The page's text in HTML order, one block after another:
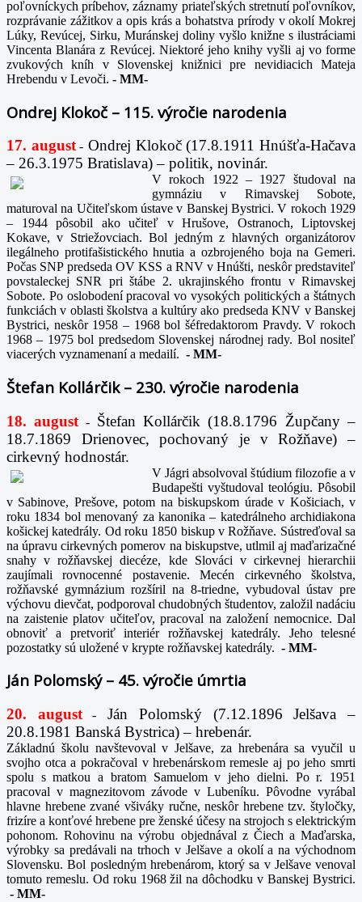
poľovníckych príbehov, záznamy priateľských stretnutí poľovníkov,
rozprávanie zážitkov a opis krás a bohatstva prírody v okolí Mokrej
Lúky, Revúcej, Sirku, Muránskej doliny vyšlo knižne s ilustráciami
Vincenta Blanára z Revúcej. Niektoré jeho knihy vyšli aj vo forme
zvukových kníh v Slovenskej knižnici pre nevidiacich Mateja
Hrebendu v Levoči. - MM-
Ondrej Klokoč – 115. výročie narodenia
17. august- Ondrej Klokoč (17.8.1911 Hnúšťa-Hačava
– 26.3.1975 Bratislava) – politik, novinár.
V rokoch 1922 – 1927 študoval na
gymnáziu v Rimavskej Sobote,
maturoval na Učiteľskom ústave v Banskej Bystrici. V rokoch 1929
– 1944 pôsobil ako učiteľ v Hrušove, Ostranoch, Liptovskej
Kokave, v Striežovciach. Bol jedným z hlavných organizátorov
ilegálneho protifašistického hnutia a ozbrojeného boja na Gemeri.
Počas SNP predseda OV KSS a RNV v Hnúšti, neskôr predstaviteľ
povstaleckej SNR pri štábe 2. ukrajinského frontu v Rimavskej
Sobote. Po oslobodení pracoval vo vysokých politických a štátnych
funkciách v oblasti školstva a kultúry ako predseda KNV v Banskej
Bystrici, neskôr 1958 – 1968 bol šéfredaktorom Pravdy. V rokoch
1968 – 1975 bol predsedom Slovenskej národnej rady. Bol nositeľ
viacerých vyznamenaní a medailí. - MM-
Štefan Kollárčik – 230. výročie narodenia
18. august -
Štefan Kollárčik (18.8.1796 Župčany –
18.7.1869 Drienovec, pochovaný je v Rožňave) –
cirkevný hodnostár.
V Jágri absolvoval štúdium filozofie a v
Budapešti vyštudoval teológiu. Pôsobil
v Sabinove, Prešove, potom na biskupskom úrade v Košiciach, v
roku 1834 bol menovaný za kanonika – katedrálneho archidiakona
košickej katedrály. Od roku 1850 biskup v Rožňave. Sústreďoval sa
na úpravu cirkevných pomerov na biskupstve, utlmil aj maďarizačné
snahy v rožňavskej diecéze, kde Slováci v cirkevnej hierarchii
zaujímali rovnocenné postavenie. Mecén cirkevného školstva,
rožňavské gymnázium rozšíril na 8-triedne, vybudoval ústav pre
výchovu dievčat, podporoval chudobných študentov, založil nadáciu
na zaistenie platov učiteľov, pracoval na založení nemocnice. Dal
obnoviť a pretvoriť interiér rožňavskej katedrály. Jeho telesné
pozostatky sú uložené v krypte rožňavskej katedrály. - MM-
Ján Polomský – 45. výročie úmrtia
20. august-
Ján Polomský (7.12.1896 Jelšava –
20.8.1981 Banská Bystrica) – hrebenár.
Základnú školu navštevoval v Jelšave, za hrebenára sa vyučil u
svojho otca a pokračoval v hrebenárskom remesle aj po jeho smrti
spolu s matkou a bratom Samuelom v jeho dielni. Po r. 1951
pracoval v magnezitovom závode v Lubeníku. Pôvodne vyrábal
hlavne hrebene zvané všiváky ručne, neskôr hrebene tzv. štyločky,
frizíre a konťové hrebene pre ženské účesy na strojoch s elektrickým
pohonom. Rohovinu na výrobu objednával z Čiech a Maďarska,
výrobky sa predávali na trhoch v Jelšave a okolí a na východnom
Slovensku. Bol posledným hrebenárom, ktorý sa v Jelšave venoval
tomuto remeslu. Od roku 1968 žil na dôchodku v Banskej Bystrici.
- MM-